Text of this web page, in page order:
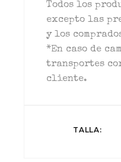
Todos los
excepto las
y los
*En caso de
transportes
cliente.
TALLA